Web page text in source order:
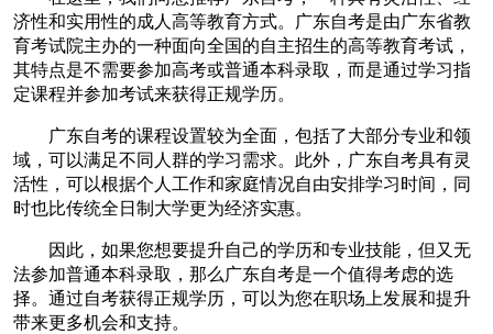
济性和实用性的成人高等教育方式。广东自考是由广东省教
育考试院主办的一种面向全国的自主招生的高等教育考试，
其特点是不需要参加高考或普通本科录取，而是通过学习指
定课程并参加考试来获得正规学历。
广东自考的课程设置较为全面，包括了大部分专业和领
域，可以满足不同人群的学习需求。此外，广东自考具有灵
活性，可以根据个人工作和家庭情况自由安排学习时间，同
时也比传统全日制大学更为经济实惠。
因此，如果您想要提升自己的学历和专业技能，但又无
法参加普通本科录取，那么广东自考是一个值得考虑的选
择。通过自考获得正规学历，可以为您在职场上发展和提升
带来更多机会和支持。